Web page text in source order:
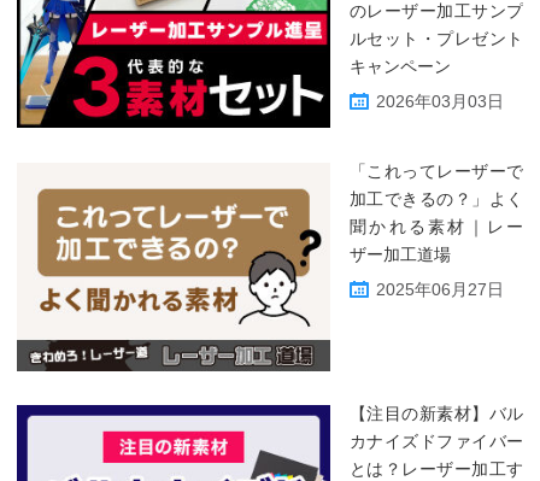
のレーザー加工サンプ
ルセット・プレゼント
キャンペーン
2026年03月03日
「これってレーザーで
加工できるの？」よく
聞かれる素材｜レー
ザー加工道場
2025年06月27日
【注目の新素材】バル
カナイズドファイバー
とは？レーザー加工す